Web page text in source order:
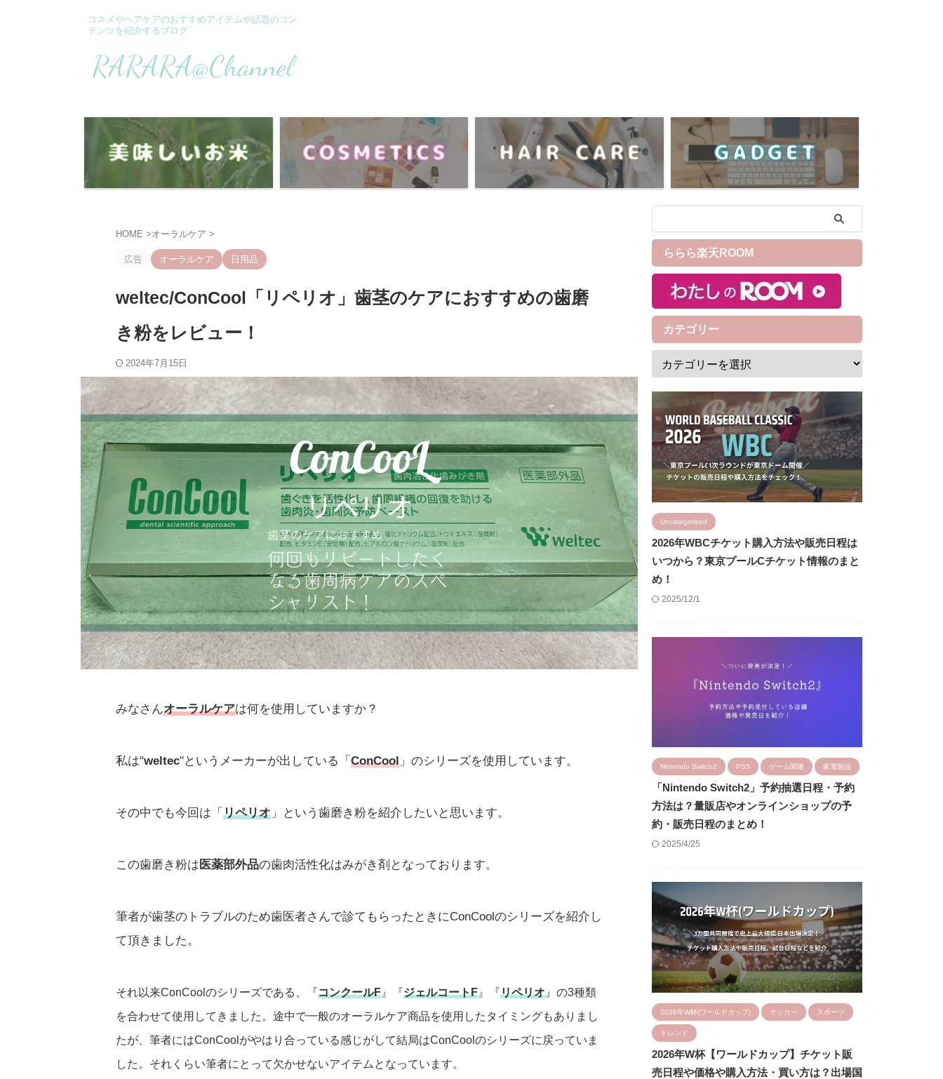
コスメやヘアケアのおすすめアイテムや話題のコン
テンツを紹介するブログ
HOME >オーラルケア >
広告 オーラルケア 日用品
weltec/ConCool「リペリオ」歯茎のケアにおすすめの歯磨
き粉をレビュー！
2024年7月15日
みなさんオーラルケアは何を使用していますか？
私は"weltec"というメーカーが出している「 ConCool 」のシリーズを使用しています。
その中でも今回は「 リペリオ 」という歯磨き粉を紹介したいと思います。
この歯磨き粉は 医薬部外品の歯肉活性化はみがき剤となっております。
筆者が歯茎のトラブルのため歯医者さんで診てもらったときにConCoolのシリーズを紹介し
て頂きました。
それ以来ConCoolのシリーズである、『コンクールF 』『ジェルコートF 』『リペリオ 』の3種類
を合わせて使用してきました。途中で一般のオーラルケア商品を使用したタイミングもありまし
たが、筆者にはConCoolがやはり合っている感じがして結局はConCoolのシリーズに戻っていま
した。それくらい筆者にとって欠かせないアイテムとなっています。
ららら楽天ROOM
カテゴリー
Uncategorized
2026年WBCチケット購入方法や販売日程は
いつから？東京プールCチケット情報のまと
め！
2025/12/1
Nintendo Switch2 PS5 ゲーム関連 家電製品
「Nintendo Switch2」予約抽選日程・予約
方法は？量販店やオンラインショップの予
約・販売日程のまとめ！
2025/4/25
2026年W杯(ワールドカップ) サッカー スポーツ
トレンド
2026年W杯【ワールドカップ】チケット販
売日程や価格や購入方法・買い方は？出場国